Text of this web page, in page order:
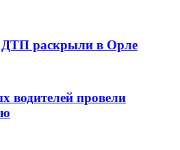
ДТП раскрыли в Орле
водителей провели